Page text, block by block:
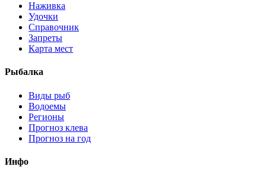
Наживка
Удочки
Справочник
Запреты
Карта мест
Рыбалка
Виды рыб
Водоемы
Регионы
Прогноз клева
Прогноз на год
Инфо